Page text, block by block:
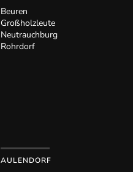
Beuren
Großholzleute
Neutrauchburg
Rohrdorf
AULENDORF